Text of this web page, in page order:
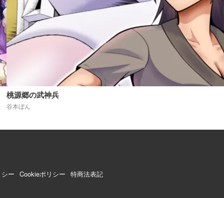
桃源郷の武神兵
谷本ぼん
ー Cookieポリシー 特商法表記